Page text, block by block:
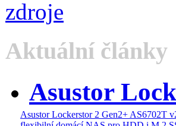
Aktuální články
Asustor
Asustor Lockerstor 2 Gen2+ AS6702T